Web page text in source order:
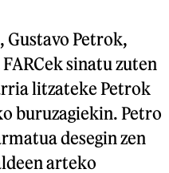
Petrok,
sinatu zuten
litzateke Petrok
buruzagiekin. Petro
desegin zen
arteko